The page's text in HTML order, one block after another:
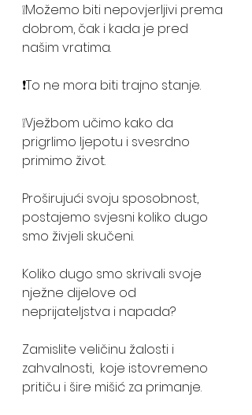
❕Možemo biti nepovjerljivi prema
dobrom, čak i kada je pred
našim vratima.
❗️To ne mora biti trajno stanje.
❕Vježbom učimo kako da
prigrlimo ljepotu i svesrdno
primimo život.
Proširujući svoju sposobnost,
postajemo svjesni koliko dugo
smo živjeli skučeni.
Koliko dugo smo skrivali svoje
nježne dijelove od
neprijateljstva i napada?
Zamislite veličinu žalosti i
zahvalnosti,  koje istovremeno
pritiču i šire mišić za primanje.